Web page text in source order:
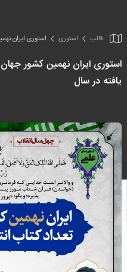
قالب استوری استوری ایران
استوری ایران نهمین کشور جهان
یافته در سال